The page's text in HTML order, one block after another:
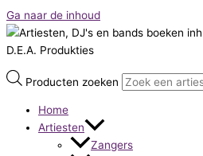
Ga naar de inhoud
Producten zoeken
Home
Artiesten
Zangers